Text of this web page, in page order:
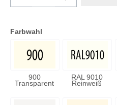
Farbwahl
900
Transparent
RAL 9010
Reinweiß